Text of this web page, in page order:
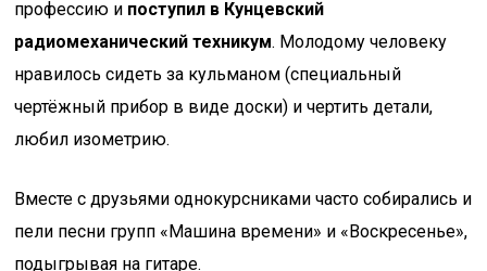
профессию и поступил в Кунцевский
радиомеханический техникум. Молодому человеку
нравилось сидеть за кульманом (специальный
чертёжный прибор в виде доски) и чертить детали,
любил изометрию.
Вместе с друзьями однокурсниками часто собирались и
пели песни групп «Машина времени» и «Воскресенье»,
подыгрывая на гитаре.